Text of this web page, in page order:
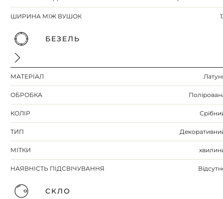
ШИРИНА МІЖ ВУШОК
БЕЗЕЛЬ
МАТЕРІАЛ
ОБРОБКА
КОЛІР
ТИП
МІТКИ
НАЯВНІСТЬ ПІДСВІЧУВАННЯ
СКЛО